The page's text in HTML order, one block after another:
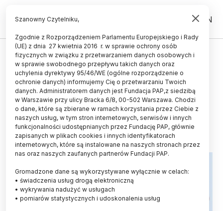
PL EN
ŻYCIE
Badacze z OPI radzą, jak
skuteczniej ostrzegać przed
katastrofami naturalnymi
13.07.2023
aktualizacja: 13.07.2023
3 minuty czytania
Szanowny Czytelniku,
Zgodnie z Rozporządzeniem Parlamentu Europejskiego i Rady
(UE) z dnia 27 kwietnia 2016 r. w sprawie ochrony osób
fizycznych w związku z przetwarzaniem danych osobowych i
w sprawie swobodnego przepływu takich danych oraz
uchylenia dyrektywy 95/46/WE (ogólne rozporządzenie o
ochronie danych) informujemy Cię o przetwarzaniu Twoich
danych. Administratorem danych jest Fundacja PAP,z siedzibą
w Warszawie przy ulicy Bracka 6/8, 00-502 Warszawa. Chodzi
o dane, które są zbierane w ramach korzystania przez Ciebie z
naszych usług, w tym stron internetowych, serwisów i innych
funkcjonalności udostępnianych przez Fundację PAP, głównie
zapisanych w plikach cookies i innych identyfikatorach
internetowych, które są instalowane na naszych stronach przez
nas oraz naszych zaufanych partnerów Fundacji PAP.
Gromadzone dane są wykorzystywane wyłącznie w celach:
• świadczenia usług drogą elektroniczną
• wykrywania nadużyć w usługach
• pomiarów statystycznych i udoskonalenia usług